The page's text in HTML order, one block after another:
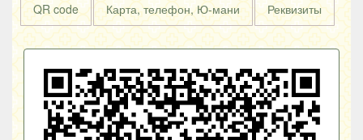
QR code Карта, телефон, Ю-мани Реквизиты